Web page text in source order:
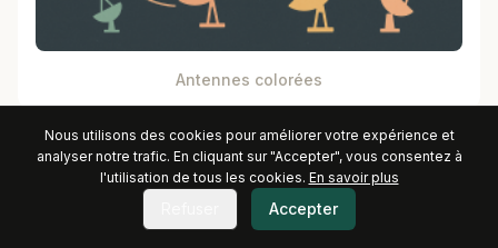
Antennes colorées
Nous utilisons des cookies pour améliorer votre expérience et
analyser notre trafic. En cliquant sur "Accepter", vous consentez à
l'utilisation de tous les cookies. En savoir plus
Accepter